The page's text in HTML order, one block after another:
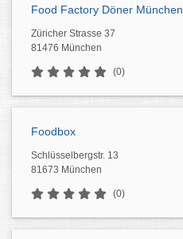
Food Factory Döner München
Züricher Strasse 37
81476 München
(0)
Foodbox
Schlüsselbergstr. 13
81673 München
(0)